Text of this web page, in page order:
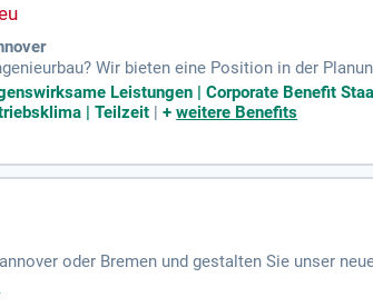
Wir bieten eine Position in der
haben ein abgeschlossenes Studium im
und Kommunikation sind hierbei
Sprache.
Leistungen | Corporate Benefit
| Teilzeit |+weitere Benefits
oder Bremen und gestalten Sie unser
Kunden in verschiedenen